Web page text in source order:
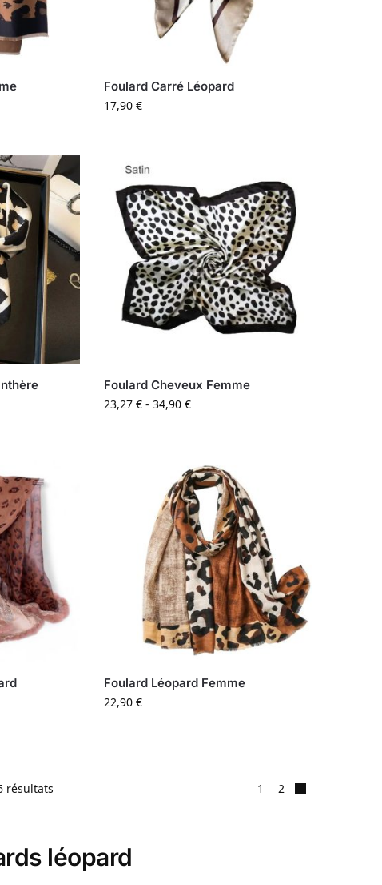
Foulard Carré Léopard
17,90 €
Foulard Cheveux Femme
23,27 €- 34,90 €
Foulard Léopard Femme
22,90 €
résultats 1 2
léopard